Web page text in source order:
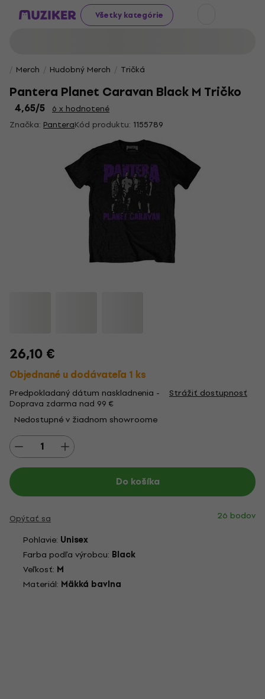
Všetky kategórie
Merch Hudobný Merch Tričká
Pantera Planet Caravan Black M Tričko
4,65/5
6 x hodnotené
Značka: PanteraKód produktu: 1155789
26,10 €
Objednané u dodávateľa 1 ks
Predpokladaný dátum naskladnenia - Strážiť dostupnosť
Doprava zdarma nad 99 €
Nedostupné v žiadnom showroome
Do košíka
Opýtať sa
26 bodov
Pohlavie: Unisex
Farba podľa výrobcu: Black
Veľkosť: M
Materiál: Mäkká bavlna